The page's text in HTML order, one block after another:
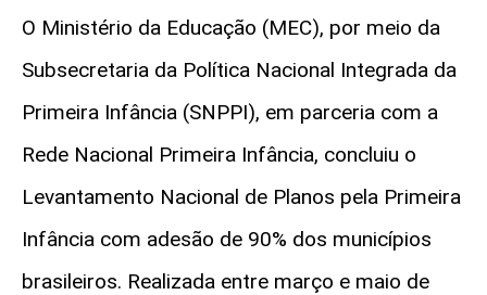
O Ministério da Educação (MEC), por meio da
Subsecretaria da Política Nacional Integrada da
Primeira Infância (SNPPI), em parceria com a
Rede Nacional Primeira Infância, concluiu o
Levantamento Nacional de Planos pela Primeira
Infância com adesão de 90% dos municípios
brasileiros. Realizada entre março e maio de